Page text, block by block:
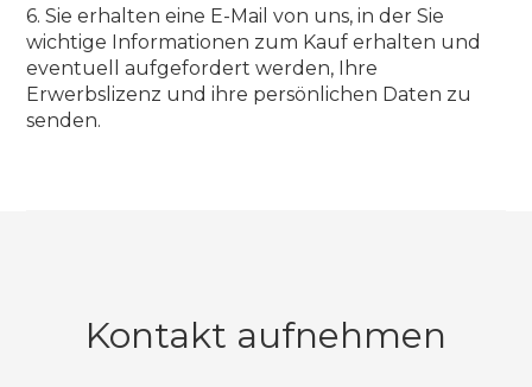
6. Sie erhalten eine E-Mail von uns, in der Sie
wichtige Informationen zum Kauf erhalten und
eventuell aufgefordert werden, Ihre
Erwerbslizenz und ihre persönlichen Daten zu
senden.
Kontakt aufnehmen